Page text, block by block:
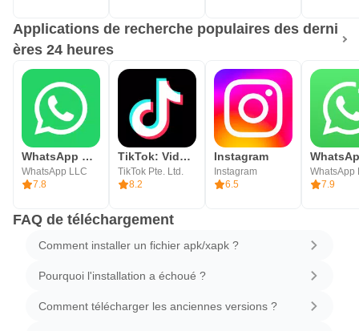
Applications de recherche populaires des derni
ères 24 heures
WhatsApp Messenger
WhatsApp LLC
7.8
TikTok: Vidéos, LIVE, Musique
TikTok Pte. Ltd.
8.2
Instagram
Instagram
6.5
WhatsApp
7.9
FAQ de téléchargement
Comment installer un fichier apk/xapk ?
Pourquoi l'installation a échoué ?
Comment télécharger les anciennes versions ?